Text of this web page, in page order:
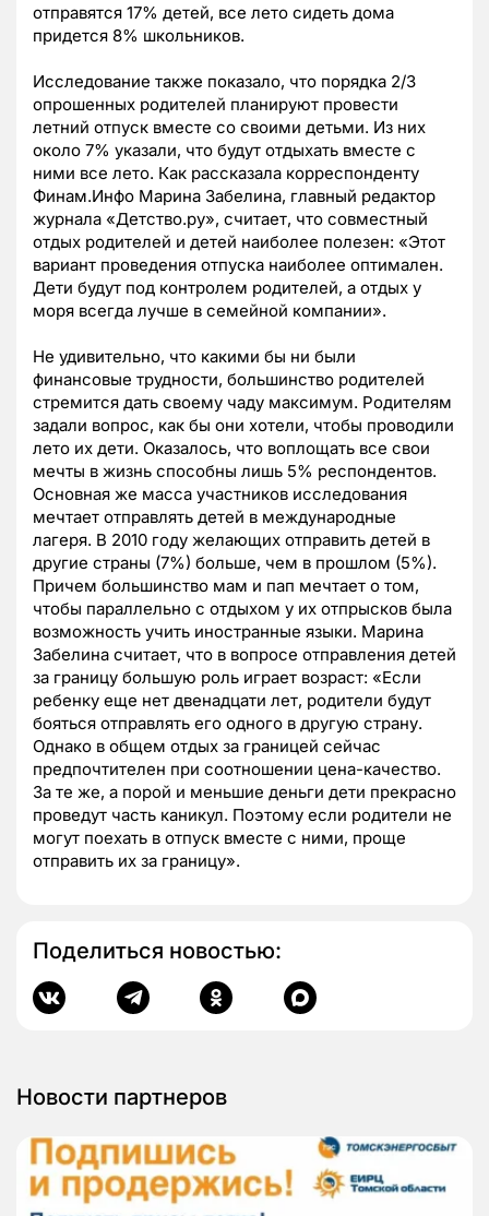
отправятся 17% детей, все лето сидеть дома
придется 8% школьников.
Исследование также показало, что порядка 2/3
опрошенных родителей планируют провести
летний отпуск вместе со своими детьми. Из них
около 7% указали, что будут отдыхать вместе с
ними все лето. Как рассказала корреспонденту
Финам.Инфо Марина Забелина, главный редактор
журнала «Детство.ру», считает, что совместный
отдых родителей и детей наиболее полезен: «Этот
вариант проведения отпуска наиболее оптимален.
Дети будут под контролем родителей, а отдых у
моря всегда лучше в семейной компании».
Не удивительно, что какими бы ни были
финансовые трудности, большинство родителей
стремится дать своему чаду максимум. Родителям
задали вопрос, как бы они хотели, чтобы проводили
лето их дети. Оказалось, что воплощать все свои
мечты в жизнь способны лишь 5% респондентов.
Основная же масса участников исследования
мечтает отправлять детей в международные
лагеря. В 2010 году желающих отправить детей в
другие страны (7%) больше, чем в прошлом (5%).
Причем большинство мам и пап мечтает о том,
чтобы параллельно с отдыхом у их отпрысков была
возможность учить иностранные языки. Марина
Забелина считает, что в вопросе отправления детей
за границу большую роль играет возраст: «Если
ребенку еще нет двенадцати лет, родители будут
бояться отправлять его одного в другую страну.
Однако в общем отдых за границей сейчас
предпочтителен при соотношении цена-качество.
За те же, а порой и меньшие деньги дети прекрасно
проведут часть каникул. Поэтому если родители не
могут поехать в отпуск вместе с ними, проще
отправить их за границу».
Поделиться новостью:
Новости партнеров